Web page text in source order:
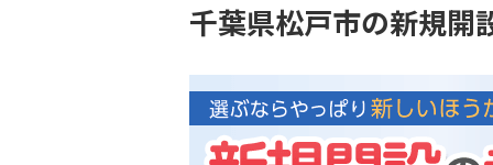
千葉県松戸市の新規開